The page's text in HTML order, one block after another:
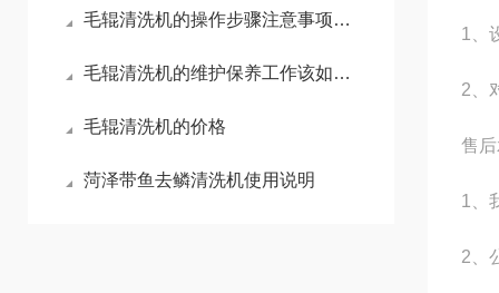
毛辊清洗机的操作步骤注意事项你了解多少呢
毛辊清洗机的维护保养工作该如何展开呢？
毛辊清洗机的价格
菏泽带鱼去鳞清洗机使用说明
1、
2、
售
1、
2、